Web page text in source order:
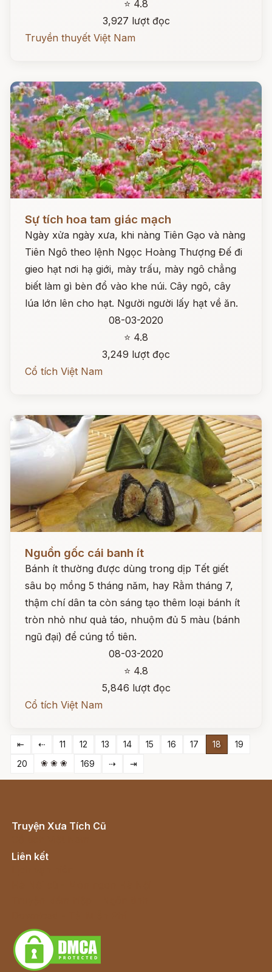
⭐ 4.8
3,927 lượt đọc
Truyền thuyết Việt Nam
Sự tích hoa tam giác mạch
Ngày xửa ngày xưa, khi nàng Tiên Gạo và nàng
Tiên Ngô theo lệnh Ngọc Hoàng Thượng Đế đi
gieo hạt nơi hạ giới, mày trấu, mày ngô chẳng
biết làm gì bèn đổ vào khe núi. Cây ngô, cây
lúa lớn lên cho hạt. Người người lấy hạt về ăn.
08-03-2020
⭐ 4.8
3,249 lượt đọc
Cổ tích Việt Nam
Đọc ngay
Nguồn gốc cái banh ít
Bánh ít thường được dùng trong dịp Tết giết
sâu bọ mồng 5 tháng năm, hay Rằm tháng 7,
thậm chí dân ta còn sáng tạo thêm loại bánh ít
tròn nhỏ như quả táo, nhuộm đủ 5 màu (bánh
ngũ đại) để cúng tổ tiên.
08-03-2020
⭐ 4.8
5,846 lượt đọc
Cổ tích Việt Nam
⇤ ⇠ 11 12 13 14 15 16 17 18
19
20
❀ ❀ ❀ 169 ⇢ ⇥
Truyện Xưa Tích Cũ
Liên kết